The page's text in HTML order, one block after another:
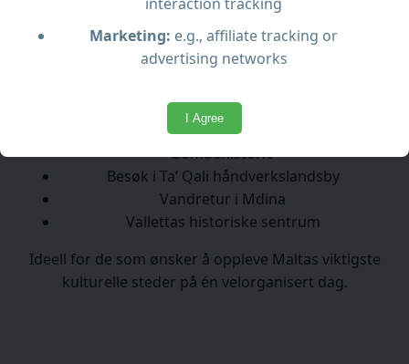
Marketing: e.g., affiliate tracking or
advertising networks
I Agree
katedral.
Mosta-kuppelen og andre verdenskrigs
bombehistorie
Besøk i Ta’ Qali håndverkslandsby
Vandretur i Mdina
Vallettas historiske sentrum
Ideell for de som ønsker å oppleve Maltas viktigste
kulturelle steder på én velorganisert dag.